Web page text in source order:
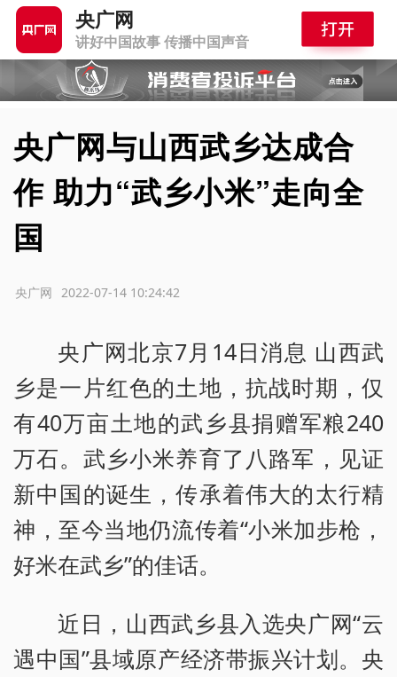
央广网
讲好中国故事 传播中国声音
央广网与山西武乡达成合
作 助力“武乡小米”走向全
国
2022-07-14 10:24:42
央广网
央广网北京7月14日消息 山西武
乡是一片红色的土地，抗战时期，仅
有40万亩土地的武乡县捐赠军粮240
万石。武乡小米养育了八路军，见证
新中国的诞生，传承着伟大的太行精
神，至今当地仍流传着“小米加步枪，
好米在武乡”的佳话。
近日，山西武乡县入选央广网“云
遇中国”县域原产经济带振兴计划。央